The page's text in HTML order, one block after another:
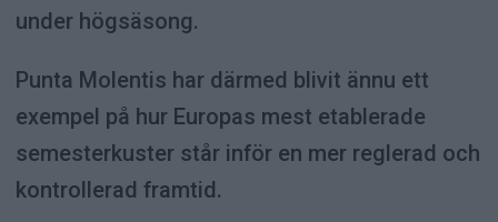
under högsäsong.
Punta Molentis har därmed blivit ännu ett
exempel på hur Europas mest etablerade
semesterkuster står inför en mer reglerad och
kontrollerad framtid.